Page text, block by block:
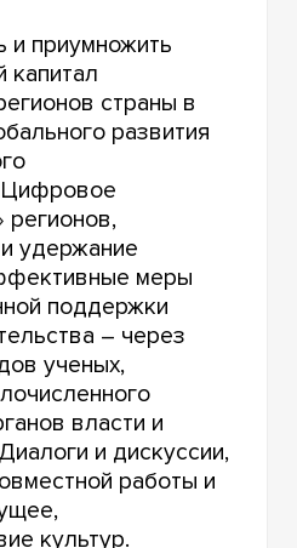
и приумножить
капитал
страны в
развития
регионов,
удержание
меры
поддержки
– через
ученых,
власти и
и дискуссии,
работы и
культур.